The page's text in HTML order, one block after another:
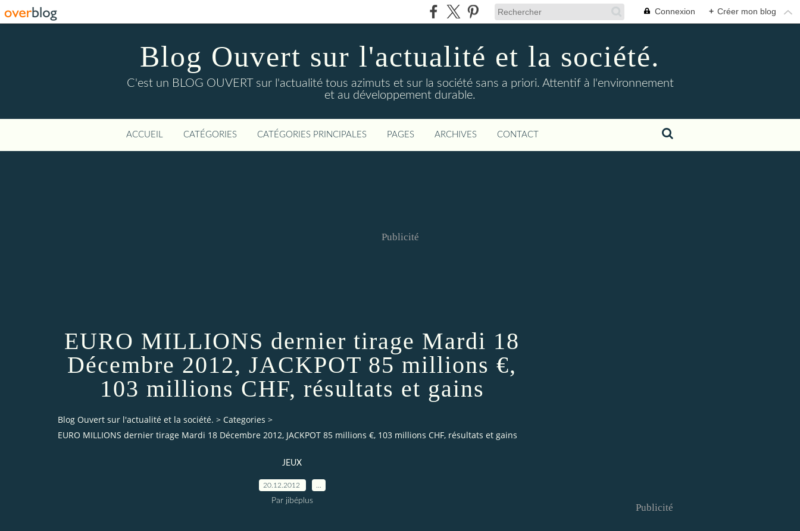
Connexion + Créer mon blog
Blog Ouvert sur l'actualité et la société.
C'est un BLOG OUVERT sur l'actualité tous azimuts et sur la société sans a priori. Attentif à l'environnement
et au développement durable.
ACCUEIL CATÉGORIES CATÉGORIES PRINCIPALES PAGES ARCHIVES CONTACT
Publicité
EURO MILLIONS dernier tirage Mardi 18
Décembre 2012, JACKPOT 85 millions €,
103 millions CHF, résultats et gains
Blog Ouvert sur l'actualité et la société. > Categories >
EURO MILLIONS dernier tirage Mardi 18 Décembre 2012, JACKPOT 85 millions €, 103 millions CHF, résultats et gains
JEUX
20.12.2012
Par jibéplus
Publicité